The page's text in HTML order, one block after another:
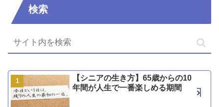
検索
【シニアの生き方】65歳からの10
年間が人生で一番楽しめる期間